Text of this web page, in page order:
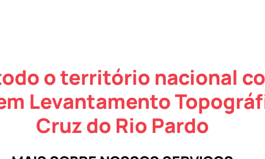
o território nacional
Levantamento
Cruz do Rio Pardo